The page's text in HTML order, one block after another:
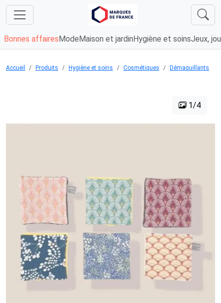
Bonnes affaires Mode Maison et jardin Hygiène et soinsJeux,
Accueil Produits Hygiène et soins Cosmétiques Démaquillants
1/4